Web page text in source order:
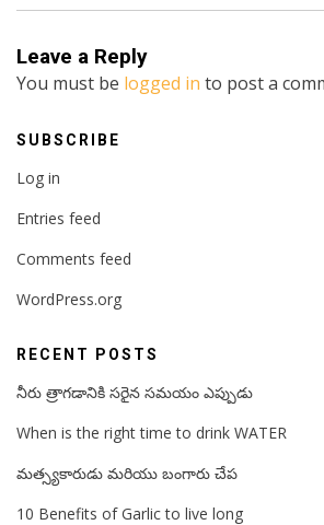
Leave a Reply
You must be logged in to post a
SUBSCRIBE
Log in
Entries feed
Comments feed
WordPress.org
RECENT POSTS
నీరు త్రాగడానికి సరైన సమయం ఎప్పుడు
When is the right time to drink WATER
మత్స్యకారుడు మరియు బంగారు చేప
10 Benefits of Garlic to live long